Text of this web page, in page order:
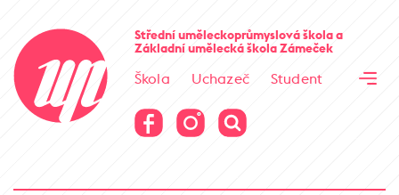
Střední uměleckoprůmyslová školaa
Základní umělecká školaZámeček
Škola Uchazeč
Student
Virtuální prohlídka
Virtuální prohlídka